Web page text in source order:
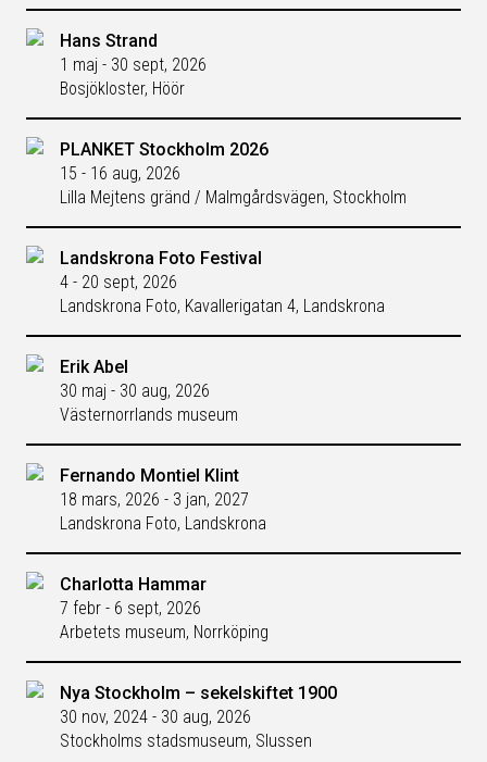
Hans Strand
1 maj - 30 sept, 2026
Bosjökloster, Höör
PLANKET Stockholm 2026
15 - 16 aug, 2026
Lilla Mejtens gränd / Malmgårdsvägen, Stockholm
Landskrona Foto Festival
4 - 20 sept, 2026
Landskrona Foto, Kavallerigatan 4, Landskrona
Erik Abel
30 maj - 30 aug, 2026
Västernorrlands museum
Fernando Montiel Klint
18 mars, 2026 - 3 jan, 2027
Landskrona Foto, Landskrona
Charlotta Hammar
7 febr - 6 sept, 2026
Arbetets museum, Norrköping
Nya Stockholm – sekelskiftet 1900
30 nov, 2024 - 30 aug, 2026
Stockholms stadsmuseum, Slussen